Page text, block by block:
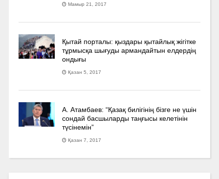
Мамыр 21, 2017
Қытай порталы: қыздары қытайлық жігітке
тұрмысқа шығуды армандайтын елдердің
ондығы
Қазан 5, 2017
А. Атамбаев: “Қазақ билігінің бізге не үшін
сондай басшыларды таңғысы келетінін
түсінемін”
Қазан 7, 2017